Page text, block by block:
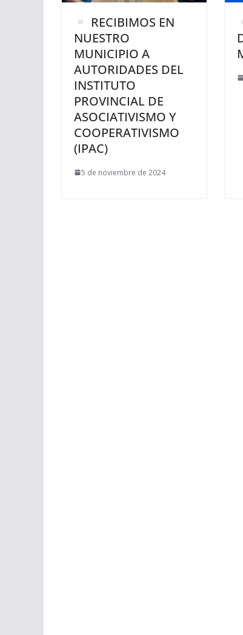
RECIBIMOS EN
NUESTRO
MUNICIPIO A
AUTORIDADES DEL
INSTITUTO
PROVINCIAL DE
ASOCIATIVISMO Y
COOPERATIVISMO
(IPAC)
5 de noviembre de 2024